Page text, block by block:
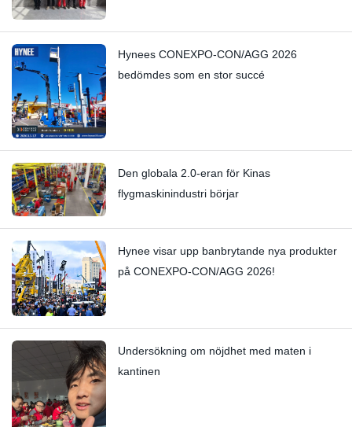
Hynees CONEXPO-CON/AGG 2026
bedömdes som en stor succé
Den globala 2.0-eran för Kinas
flygmaskinindustri börjar
Hynee visar upp banbrytande nya produkter
på CONEXPO-CON/AGG 2026!
Undersökning om nöjdhet med maten i
kantinen